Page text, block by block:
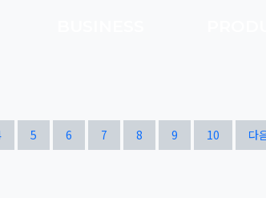
열린
페이지
이지 5
페이지 6
페이지 7
페이지 8
페이지 9
페이지 10
페이지 다